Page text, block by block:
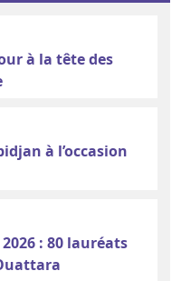
à la tête des
à l’occasion
: 80 lauréats